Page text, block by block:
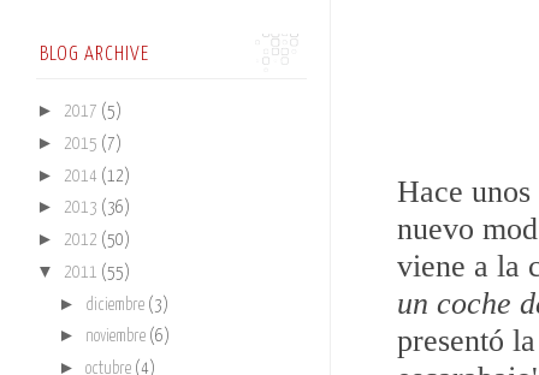
Hace
nuevo
viene a la
un coche
presentó
BLOG ARCHIVE
► 2017 (5)
► 2015 (7)
► 2014 (12)
► 2013 (36)
► 2012 (50)
▼ 2011 (55)
► diciembre (3)
► noviembre (6)
► octubre (4)